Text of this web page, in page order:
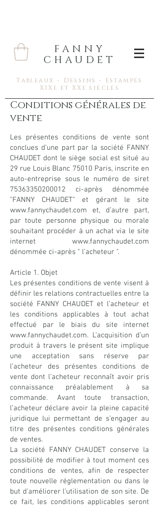
FANNY
CHAUDET
Tableaux - Dessins - Estampes
XIXe et XXe siècles
Conditions générales de
vente
Les présentes conditions de vente sont
conclues d’une part par la société FANNY
CHAUDET dont le siège social est situé au
29 rue Louis Blanc 75010 Paris, inscrite en
auto-entreprise sous le numéro de siret
75363350200012 ci-après dénommée
"FANNY CHAUDET" et gérant le site
www.fannychaudet.com et, d’autre part,
par toute personne physique ou morale
souhaitant procéder à un achat via le site
internet www.fannychaudet.com
dénommée ci-après " l’acheteur ".
Article 1. Objet
Les présentes conditions de vente visent à
définir les relations contractuelles entre la
société FANNY CHAUDET et l’acheteur et
les conditions applicables à tout achat
effectué par le biais du site internet
www.fannychaudet.com. L’acquisition d’un
produit à travers le présent site implique
une acceptation sans réserve par
l’acheteur des présentes conditions de
vente dont l’acheteur reconnaît avoir pris
connaissance préalablement à sa
commande. Avant toute transaction,
l’acheteur déclare avoir la pleine capacité
juridique lui permettant de s’engager au
titre des présentes conditions générales
de ventes.
La société FANNY CHAUDET conserve la
possibilité de modifier à tout moment ces
conditions de ventes, afin de respecter
toute nouvelle réglementation ou dans le
but d'améliorer l’utilisation de son site. De
ce fait, les conditions applicables seront